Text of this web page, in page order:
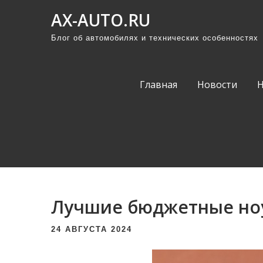
AX-AUTO.RU
Блог об автомобилях и технических особенностях
Главная Новости
Лучшие бюджетные
24 АВГУСТА 2024